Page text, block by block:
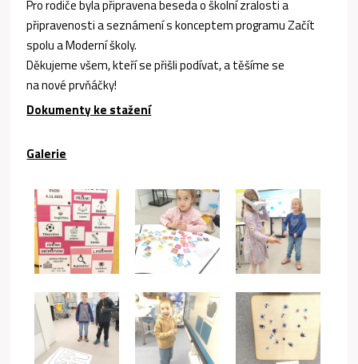
Pro rodiče byla připravena beseda o školní zralosti a
připravenosti a seznámení s konceptem programu Začít
spolu a Moderní školy.
Děkujeme všem, kteří se přišli podívat, a těšíme se
na nové prvňáčky!
Dokumenty ke stažení
Galerie